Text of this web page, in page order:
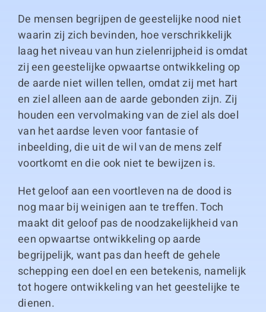
De mensen begrijpen de geestelijke nood niet
waarin zij zich bevinden, hoe verschrikkelijk
laag het niveau van hun zielenrijpheid is omdat
zij een geestelijke opwaartse ontwikkeling op
de aarde niet willen tellen, omdat zij met hart
en ziel alleen aan de aarde gebonden zijn. Zij
houden een vervolmaking van de ziel als doel
van het aardse leven voor fantasie of
inbeelding, die uit de wil van de mens zelf
voortkomt en die ook niet te bewijzen is.
Het geloof aan een voortleven na de dood is
nog maar bij weinigen aan te treffen. Toch
maakt dit geloof pas de noodzakelijkheid van
een opwaartse ontwikkeling op aarde
begrijpelijk, want pas dan heeft de gehele
schepping een doel en een betekenis, namelijk
tot hogere ontwikkeling van het geestelijke te
dienen.